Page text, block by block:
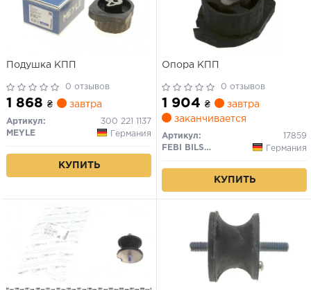
Подушка КПП
0 отзывов
1 868 ₴ завтра
Артикул:
300 221 1137
MEYLE
Германия
КУПИТЬ
Опора КПП
0 отзывов
1 904 ₴
завтра
заканчивается
Артикул:
17859
FEBI BILSTEIN
Германия
КУПИТЬ